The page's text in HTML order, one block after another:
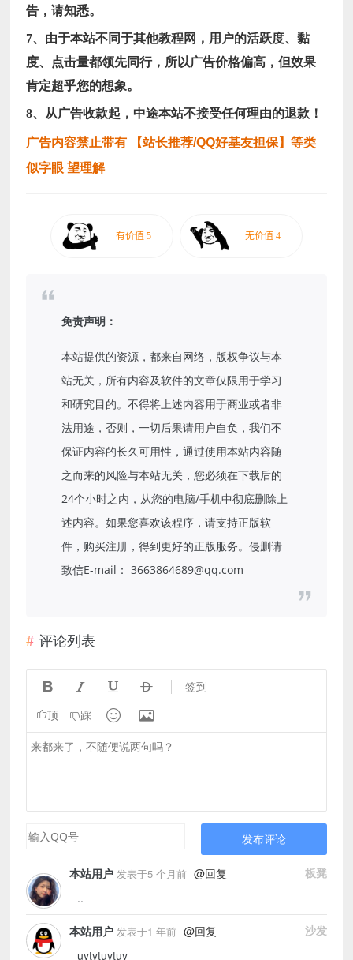
告，请知悉。
7、由于本站不同于其他教程网，用户的活跃度、黏
度、点击量都领先同行，所以广告价格偏高，但效果
肯定超乎您的想象。
8、从广告收款起，中途本站不接受任何理由的退款！
广告内容禁止带有 【站长推荐/QQ好基友担保】等类
似字眼 望理解
免责声明：
本站提供的资源，都来自网络，版权争议与本
站无关，所有内容及软件的文章仅限用于学习
和研究目的。不得将上述内容用于商业或者非
法用途，否则，一切后果请用户自负，我们不
保证内容的长久可用性，通过使用本站内容随
之而来的风险与本站无关，您必须在下载后的
24个小时之内，从您的电脑/手机中彻底删除上
述内容。如果您喜欢该程序，请支持正版软
件，购买注册，得到更好的正版服务。侵删请
致信E-mail： 3663864689@qq.com
评论列表
    签到
顶 踩  
发布评论
本站用户 板凳
发表于5 个月前 @回复
..
本站用户 沙发
发表于1 年前 @回复
uytytuytuy